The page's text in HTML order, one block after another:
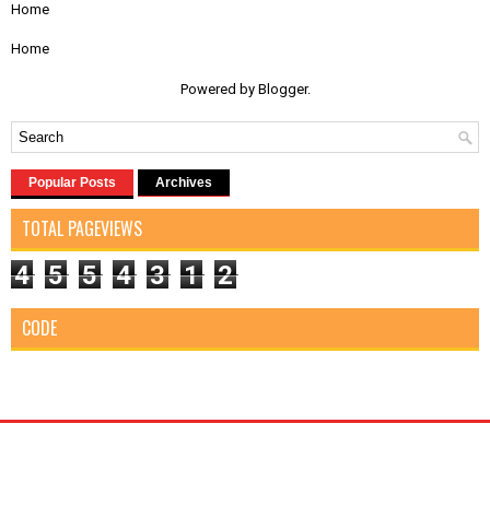
Home
Home
Powered by Blogger.
Popular Posts Archives
TOTAL PAGEVIEWS
4 5 5 4 3 1 2
CODE